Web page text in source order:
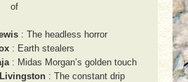
of
: The headless horror
: Earth stealers
: Midas Morgan’s golden touch
: The constant drip